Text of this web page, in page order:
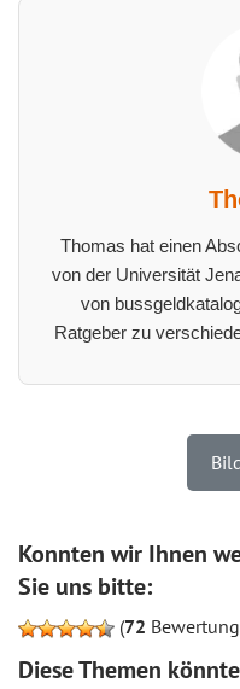
Thomas hat einen
von der Universität
von
Ratgeber zu
Konnten wir Ihnen
Sie uns bitte:
(72
Diese Themen